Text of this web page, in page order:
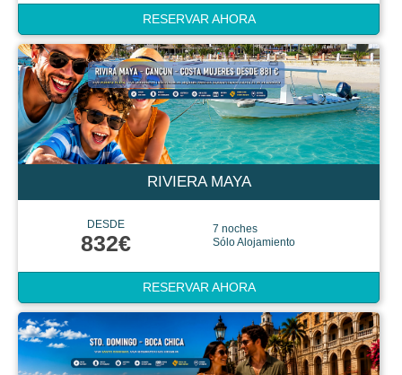
RESERVAR AHORA
RIVIERA MAYA
DESDE
832€
7 noches
Sólo Alojamiento
RESERVAR AHORA